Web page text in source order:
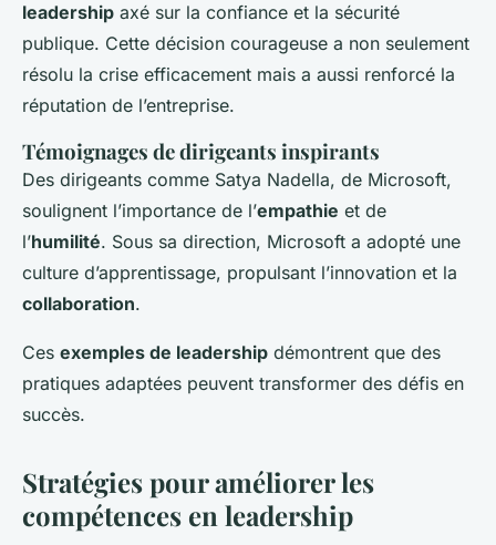
leadership axé sur la confiance et la sécurité
publique. Cette décision courageuse a non seulement
résolu la crise efficacement mais a aussi renforcé la
réputation de l’entreprise.
Témoignages de dirigeants inspirants
Des dirigeants comme Satya Nadella, de Microsoft,
soulignent l’importance de l’empathie et de
l’humilité. Sous sa direction, Microsoft a adopté une
culture d’apprentissage, propulsant l’innovation et la
collaboration.
Ces exemples de leadership démontrent que des
pratiques adaptées peuvent transformer des défis en
succès.
Stratégies pour améliorer les
compétences en leadership